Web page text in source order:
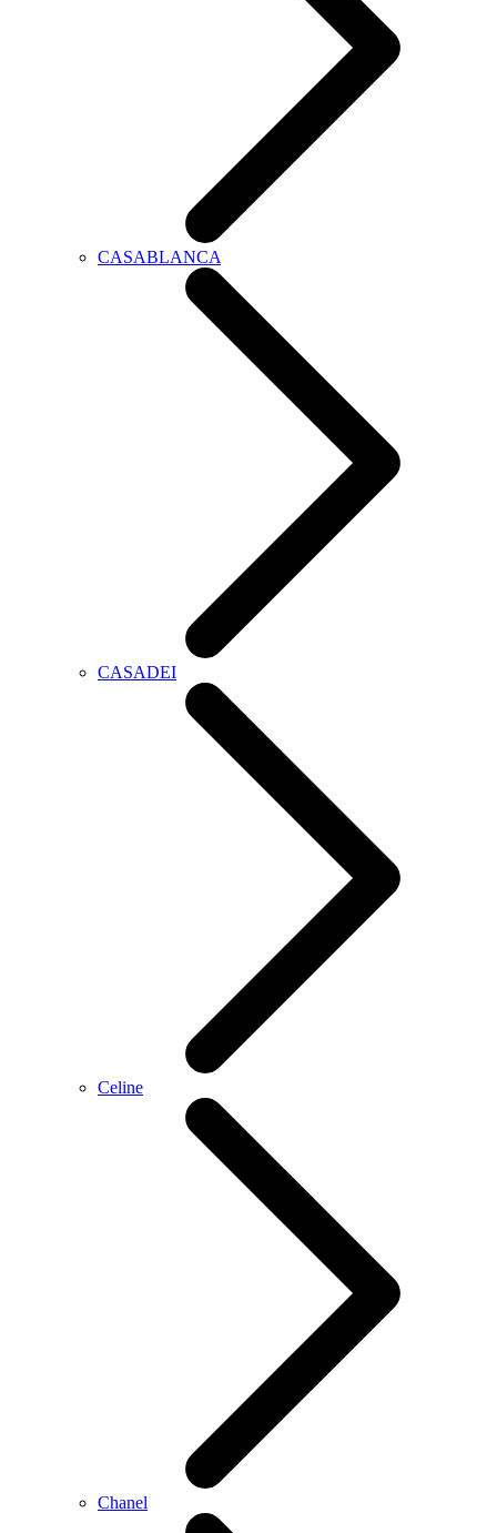
CASABLANCA
CASADEI
Celine
Chanel